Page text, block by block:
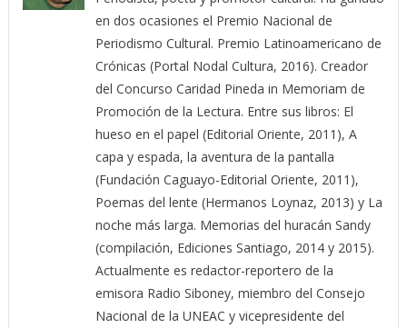
en dos ocasiones el Premio Nacional de
Periodismo Cultural. Premio Latinoamericano de
Crónicas (Portal Nodal Cultura, 2016). Creador
del Concurso Caridad Pineda in Memoriam de
Promoción de la Lectura. Entre sus libros: El
hueso en el papel (Editorial Oriente, 2011), A
capa y espada, la aventura de la pantalla
(Fundación Caguayo-Editorial Oriente, 2011),
Poemas del lente (Hermanos Loynaz, 2013) y La
noche más larga. Memorias del huracán Sandy
(compilación, Ediciones Santiago, 2014 y 2015).
Actualmente es redactor-reportero de la
emisora Radio Siboney, miembro del Consejo
Nacional de la UNEAC y vicepresidente del